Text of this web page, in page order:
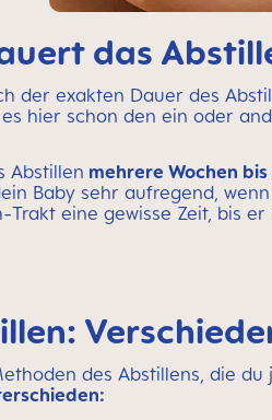
das
der exakten Dauer des
hier schon den ein oder
Abstillen mehrere Wochen
Baby sehr aufregend,
eine gewisse Zeit, bis
des Abstillens, die